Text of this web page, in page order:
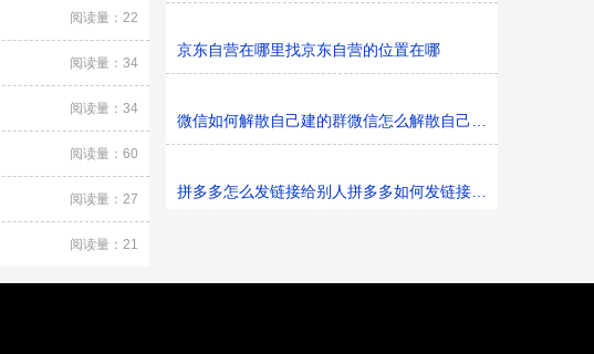
阅读量：22
阅读量：34
阅读量：34
阅读量：60
阅读量：27
阅读量：21
京东自营在哪里找京东自营的位置在哪
微信如何解散自己建的群微信怎么解散自己建的群
拼多多怎么发链接给别人拼多多如何发链接给别人